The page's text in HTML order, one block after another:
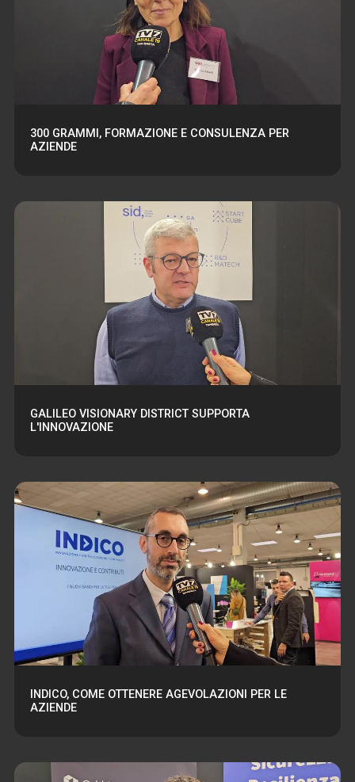
300 GRAMMI, FORMAZIONE E CONSULENZA PER
AZIENDE
GALILEO VISIONARY DISTRICT SUPPORTA
L'INNOVAZIONE
INDICO, COME OTTENERE AGEVOLAZIONI PER LE
AZIENDE